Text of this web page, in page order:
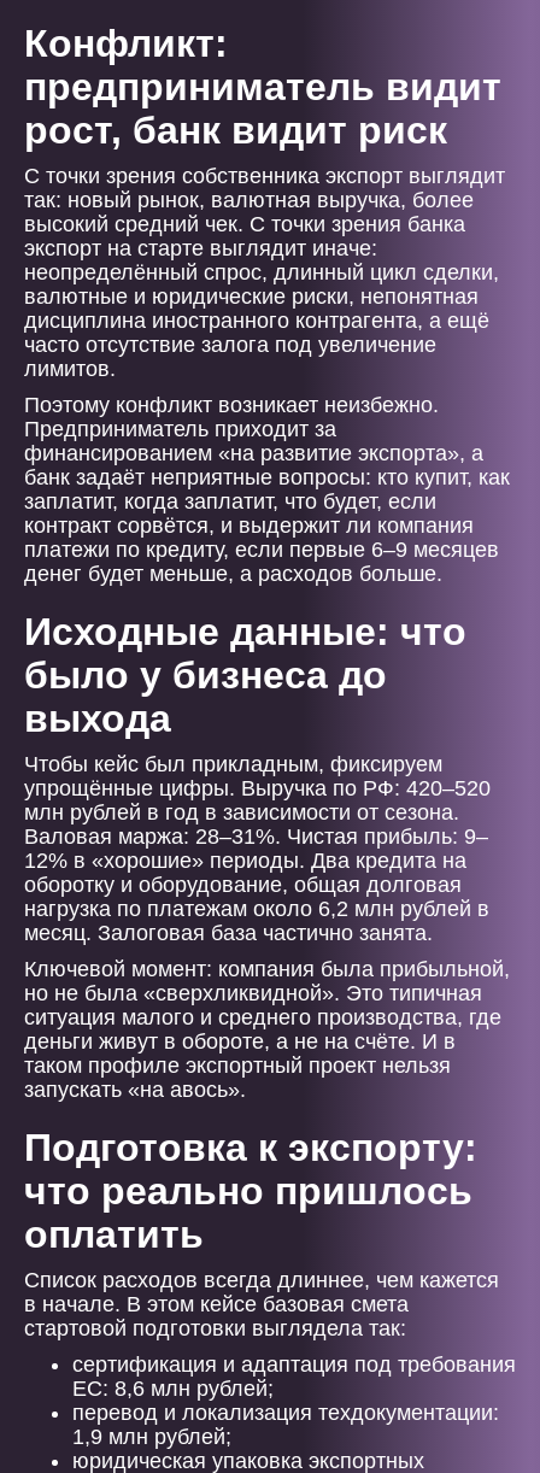
Конфликт:
предприниматель видит
рост, банк видит риск
С точки зрения собственника экспорт выглядит
так: новый рынок, валютная выручка, более
высокий средний чек. С точки зрения банка
экспорт на старте выглядит иначе:
неопределённый спрос, длинный цикл сделки,
валютные и юридические риски, непонятная
дисциплина иностранного контрагента, а ещё
часто отсутствие залога под увеличение
лимитов.
Поэтому конфликт возникает неизбежно.
Предприниматель приходит за
финансированием «на развитие экспорта», а
банк задаёт неприятные вопросы: кто купит, как
заплатит, когда заплатит, что будет, если
контракт сорвётся, и выдержит ли компания
платежи по кредиту, если первые 6–9 месяцев
денег будет меньше, а расходов больше.
Исходные данные: что
было у бизнеса до
выхода
Чтобы кейс был прикладным, фиксируем
упрощённые цифры. Выручка по РФ: 420–520
млн рублей в год в зависимости от сезона.
Валовая маржа: 28–31%. Чистая прибыль: 9–
12% в «хорошие» периоды. Два кредита на
оборотку и оборудование, общая долговая
нагрузка по платежам около 6,2 млн рублей в
месяц. Залоговая база частично занята.
Ключевой момент: компания была прибыльной,
но не была «сверхликвидной». Это типичная
ситуация малого и среднего производства, где
деньги живут в обороте, а не на счёте. И в
таком профиле экспортный проект нельзя
запускать «на авось».
Подготовка к экспорту:
что реально пришлось
оплатить
Список расходов всегда длиннее, чем кажется
в начале. В этом кейсе базовая смета
стартовой подготовки выглядела так:
сертификация и адаптация под требования
ЕС: 8,6 млн рублей;
перевод и локализация техдокументации:
1,9 млн рублей;
юридическая упаковка экспортных